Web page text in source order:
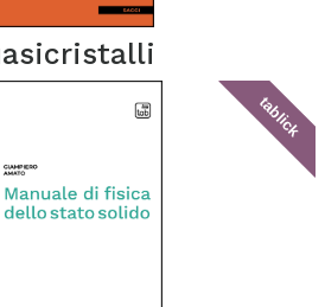
tablick